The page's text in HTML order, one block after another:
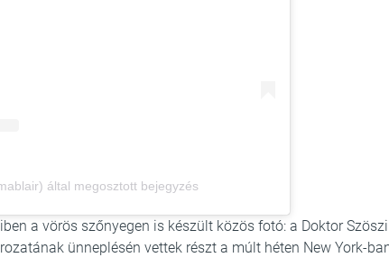
által megosztott bejegyzés
a vörös szőnyegen is készült közös fotó: a Doktor Szöszi
ünneplésén vettek részt a múlt héten New York-